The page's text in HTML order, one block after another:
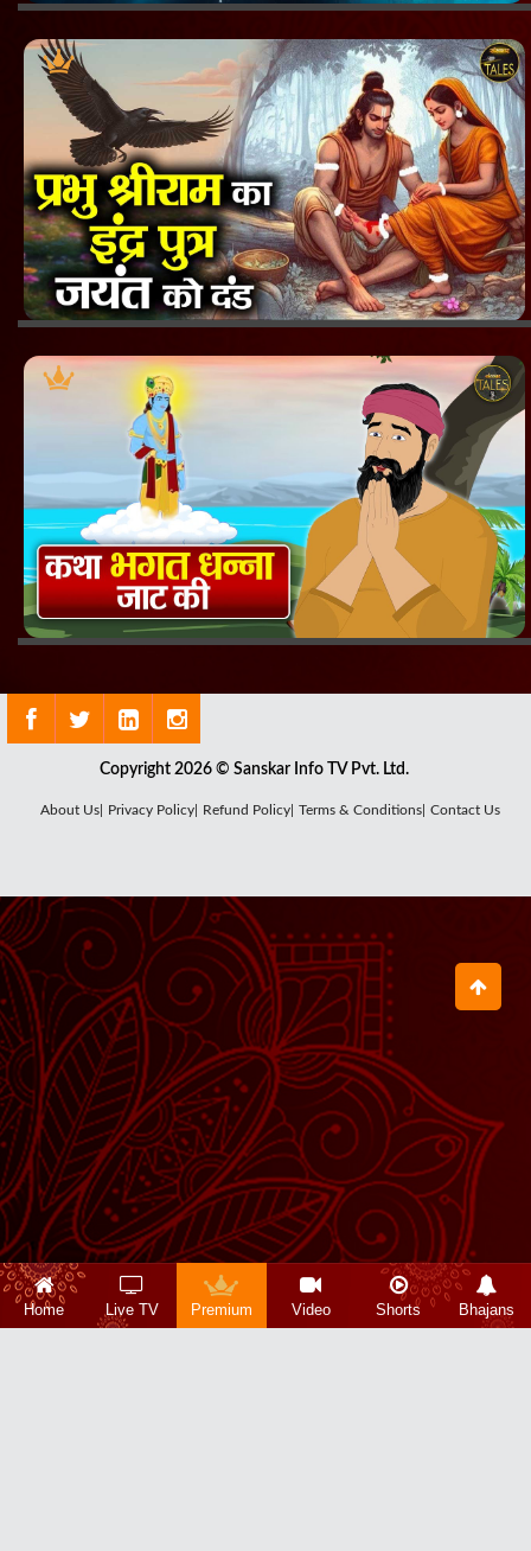
Copyright 2026 © Sanskar Info TV Pvt. Ltd.
About Us| Privacy Policy| Refund Policy| Terms & Conditions| Contact Us
Home Live TV Premium Video Shorts Bhajans